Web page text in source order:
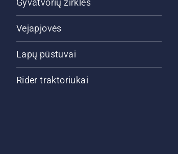
Gyvatvorių žirklės
Vejapjovės
Lapų pūstuvai
Rider traktoriukai